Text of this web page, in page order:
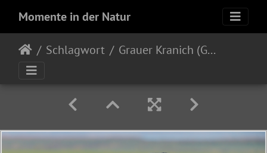
Momente in der Natur
Schlagwort Grauer Kranich (Grus grus)